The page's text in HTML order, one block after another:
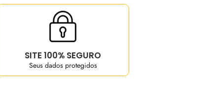
SITE 100% SEGURO
Seus dados protegidos